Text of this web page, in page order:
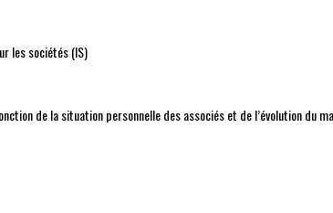
les sociétés (IS)
de la situation personnelle des associés et de l’évolution du